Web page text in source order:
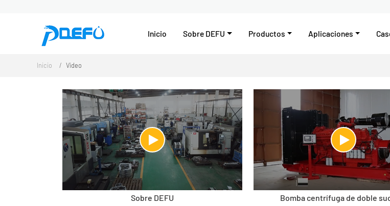
Inicio Sobre DEFU Productos Aplicaciones
Inicio Vídeo
Sobre DEFU Bomba centrífuga de doble